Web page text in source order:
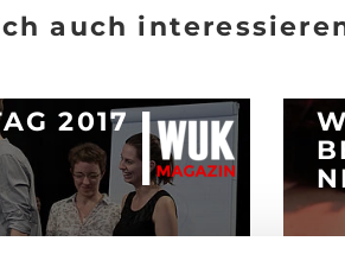
auch
2017